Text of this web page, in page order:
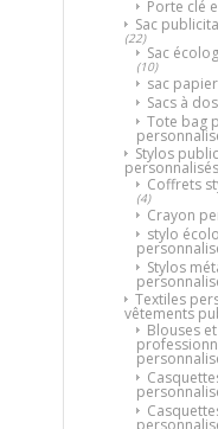
Porte clé
Sac
(22)
Sac
(10)
sac
Sacs à
Tote bag
Stylos
personnalisés
Coffrets
(4)
Crayon
stylo
Stylos
Textiles
vêtements
Blouses